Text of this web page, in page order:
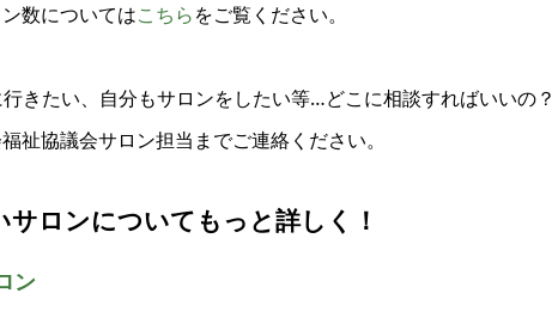
数についてはこちらをご覧ください。
きたい、自分もサロンをしたい等…どこに相談すればいいの？
祉協議会サロン担当までご連絡ください。
サロンについてもっと詳しく！
ン